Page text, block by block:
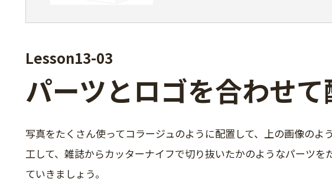
Lesson13-03
パーツとロゴを合わせ
写真をたくさん使ってコラージュのように配置して、上の画像の
工して、雑誌からカッターナイフで切り抜いたかのようなパーツ
ていきましょう。